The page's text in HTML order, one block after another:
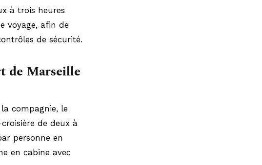
à trois heures
voyage, afin de
de sécurité.
de Marseille
compagnie, le
de deux à
personne en
en cabine avec